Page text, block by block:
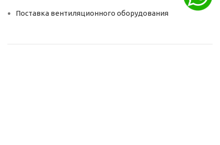
Поставка вентиляционного оборудования